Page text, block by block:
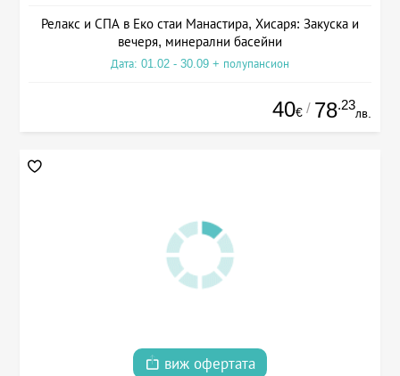
Релакс и СПА в Еко стаи Манастира, Хисаря: Закуска и
вечеря, минерални басейни
Дата: 01.02 - 30.09 + полупансион
40€ / 78.23
лв.
виж офертата